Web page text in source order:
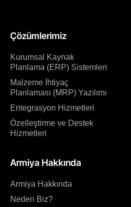
Çözümlerimiz
Kurumsal Kaynak
Planlama (ERP) Sistemleri
Malzeme İhtiyaç
Planlaması (MRP) Yazılımı
Entegrasyon Hizmetleri
Özelleştirme ve Destek
Hizmetleri
Armiya Hakkında
Armiya Hakkında
Neden Biz?